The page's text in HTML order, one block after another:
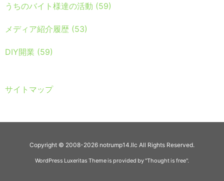
うちのバイト様達の活動 (59)
メディア紹介履歴 (53)
DIY開業 (59)
サイトマップ
Copyright © 2008-2026 notrump14.llc All Rights Reserved.
WordPress Luxeritas Theme is provided by "Thought is free".